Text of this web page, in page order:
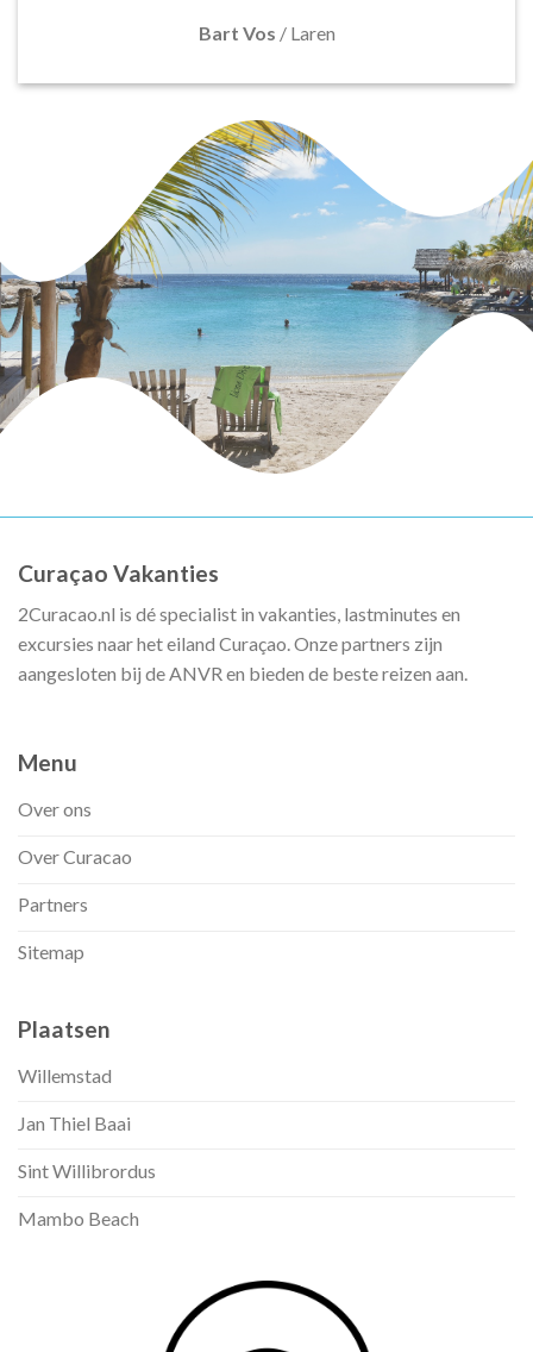
Bart Vos / Laren
Curaçao Vakanties
2Curacao.nl is dé specialist in vakanties, lastminutes en
excursies naar het eiland Curaçao. Onze partners zijn
aangesloten bij de ANVR en bieden de beste reizen aan.
Menu
Over ons
Over Curacao
Partners
Sitemap
Plaatsen
Willemstad
Jan Thiel Baai
Sint Willibrordus
Mambo Beach